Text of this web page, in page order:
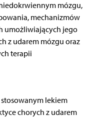
mózgu,
mechanizmów
umożliwiających jego
z udarem mózgu oraz
terapii
lekiem
chorych z udarem